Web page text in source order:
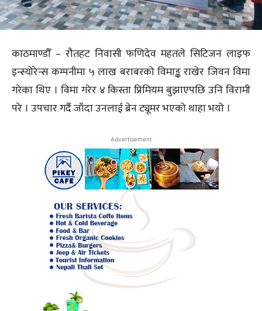
काठमाण्डौँ – रौतहट निवासी फणिदेव महतले सिटिजन लाइफ
इन्स्योरेन्स कम्पनीमा ५ लाख बराबरको विमाङ्क राखेर जिवन विमा
गरेका थिए । विमा गरेर ४ किस्ता प्रिमियम बुझाएपछि उनि विरामी
परे । उपचार गर्दै जाँदा उनलाई ब्रेन ट्यूमर भएको थाहा भयो ।
Advertisement